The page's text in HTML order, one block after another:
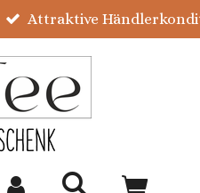
Attraktive